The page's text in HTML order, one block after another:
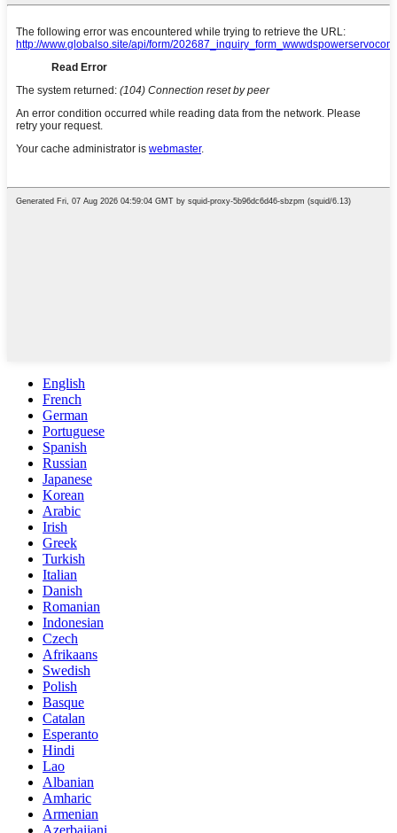
English
French
German
Portuguese
Spanish
Russian
Japanese
Korean
Arabic
Irish
Greek
Turkish
Italian
Danish
Romanian
Indonesian
Czech
Afrikaans
Swedish
Polish
Basque
Catalan
Esperanto
Hindi
Lao
Albanian
Amharic
Armenian
Azerbaijani